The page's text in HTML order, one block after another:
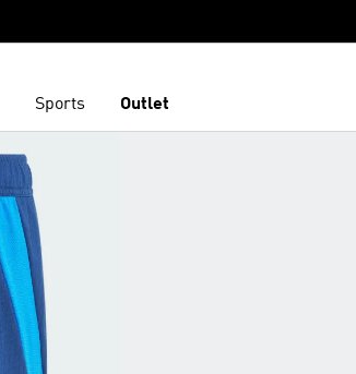
Sports Outlet